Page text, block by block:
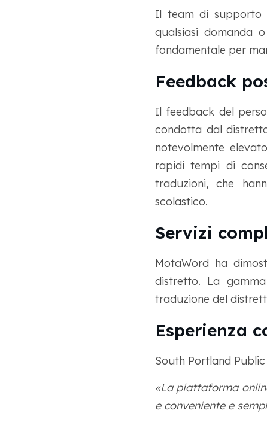
Il team di supporto
qualsiasi domanda
fondamentale per
Feedback
Il feedback del
condotta dal
notevolmente
rapidi tempi di
traduzioni, che
scolastico.
Servizi
MotaWord ha
distretto. La
traduzione del
Esperienza
South Portland
«La piattaforma
e conveniente e